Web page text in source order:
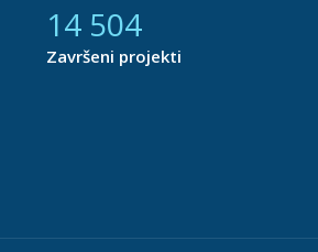
14 877
Završeni projekti